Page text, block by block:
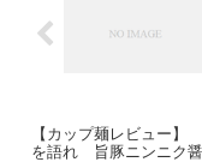
【カップ麺レビュー
を語れ 旨豚ニンニク